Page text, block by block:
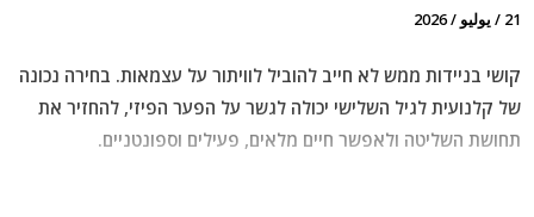
21 / يوليو / 2026
קושי בניידות ממש לא חייב להוביל לוויתור על עצמאות. בחירה נכונה
של קלנועית לגיל השלישי יכולה לגשר על הפער הפיזי, להחזיר את
תחושת השליטה ולאפשר חיים מלאים, פעילים וספונטניים.